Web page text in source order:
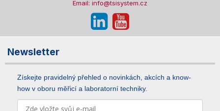
Email: info@tsisystem.cz
Newsletter
Získejte pravidelný přehled o novinkách, akcích a know-
how v oboru měřicí a laboratorní techniky.